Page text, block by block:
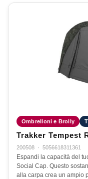
Ombrelloni e Brolly
Trakker Tempest
200508 · 5056618311361
Espandi la capacità del
Social Cap. Questo
alla carpa crea un ampio